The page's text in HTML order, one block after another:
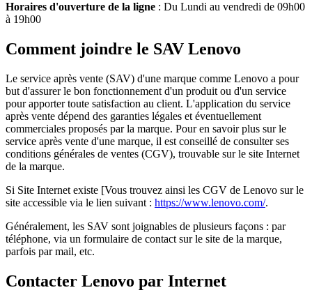
Horaires d'ouverture de la ligne : Du Lundi au vendredi de 09h00
à 19h00
Comment joindre le SAV Lenovo
Le service après vente (SAV) d'une marque comme Lenovo a pour
but d'assurer le bon fonctionnement d'un produit ou d'un service
pour apporter toute satisfaction au client. L'application du service
après vente dépend des garanties légales et éventuellement
commerciales proposés par la marque. Pour en savoir plus sur le
service après vente d'une marque, il est conseillé de consulter ses
conditions générales de ventes (CGV), trouvable sur le site Internet
de la marque.
Si Site Internet existe [Vous trouvez ainsi les CGV de Lenovo sur le
site accessible via le lien suivant : https://www.lenovo.com/.
Généralement, les SAV sont joignables de plusieurs façons : par
téléphone, via un formulaire de contact sur le site de la marque,
parfois par mail, etc.
Contacter Lenovo par Internet